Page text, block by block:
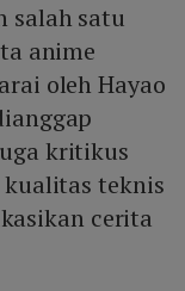
salah satu
anime
oleh Hayao
kritikus
kualitas teknis
cerita